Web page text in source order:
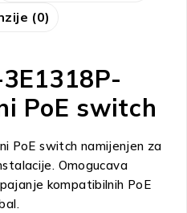
(0)
PoE switch
PoE switch namijenjen za
Omogucava
kompatibilnih PoE